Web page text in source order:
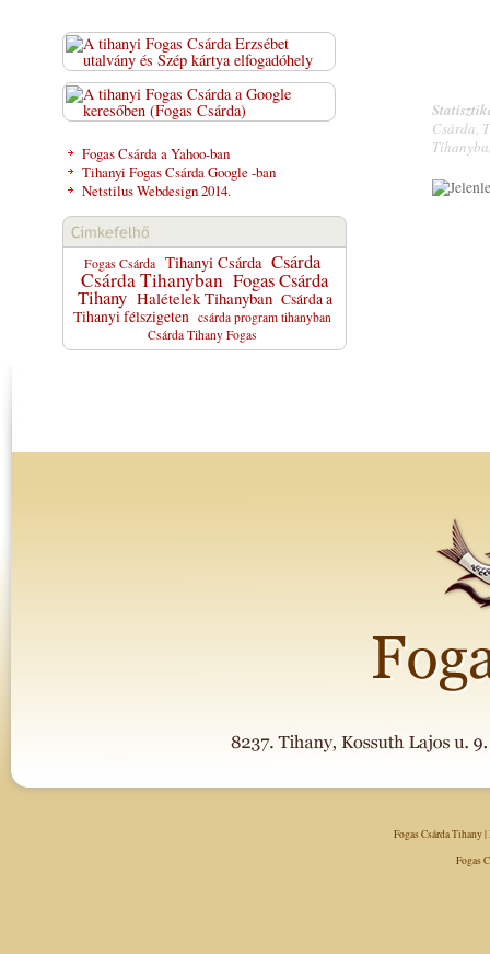
Fogas Csárda a Yahoo-ban
Tihanyi Fogas Csárda Google -ban
Netstilus Webdesign 2014.
Fogas Csárda Tihanyi Csárda Csárda
Csárda Tihanyban Fogas Csárda
Tihany Halételek Tihanyban Csárda a
Tihanyi félszigeten csárda program tihanyban
Csárda Tihany Fogas
Csárda,
Fogas Csárda Tihany|
Fogas